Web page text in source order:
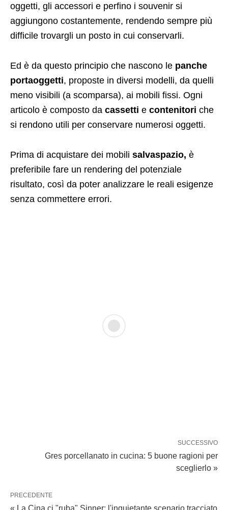
oggetti, gli accessori e perfino i souvenir si
aggiungono costantemente, rendendo sempre più
difficile trovargli un posto in cui conservarli.
Ed è da questo principio che nascono le panche
portaoggetti, proposte in diversi modelli, da quelli
meno visibili (a scomparsa), ai mobili fissi. Ogni
articolo è composto da cassetti e contenitori che
si rendono utili per conservare numerosi oggetti.
Prima di acquistare dei mobili salvaspazio, è
preferibile fare un rendering del potenziale
risultato, così da poter analizzare le reali esigenze
senza commettere errori.
SUCCESSIVO
Gres porcellanato in cucina: 5 buone ragioni per
sceglierlo »
PRECEDENTE
« La Cina ci "ruba" Sinner: l'inquietante scenario tracciato